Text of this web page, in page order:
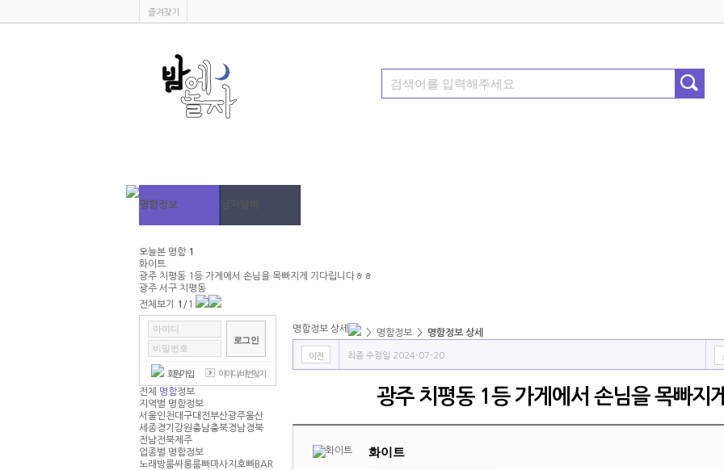
즐겨찾기
명함정보
커뮤니티
서비스안내
명함등록
오늘본 명함 1
화이트
광주 치평동 1등 가게에서 손님을 목빠지게 기다립니다ㅎㅎ
광주 서구 치평동
전체보기
1 /1
회원가입 아이디/비번찾기
전체 명함정보
지역별 명함정보
서울인천대구대전부산광주울산
세종경기 강원충남충북경남경북
전남전북제주
업종별 명함정보
노래방룸싸롱룸빠마사지 호빠BAR
명함정보 상세 > 명함정보 > 명함정보 상세
이전 최종 수정일 2024-07-20
광주 치평동 1등 가게에서 손님을 목빠지
화이트